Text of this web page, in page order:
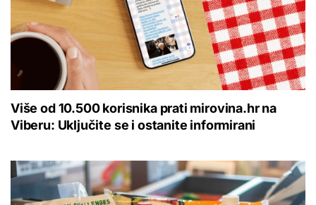
Više od 10.500 korisnika prati mirovina.hr na
Viberu: Uključite se i ostanite informirani